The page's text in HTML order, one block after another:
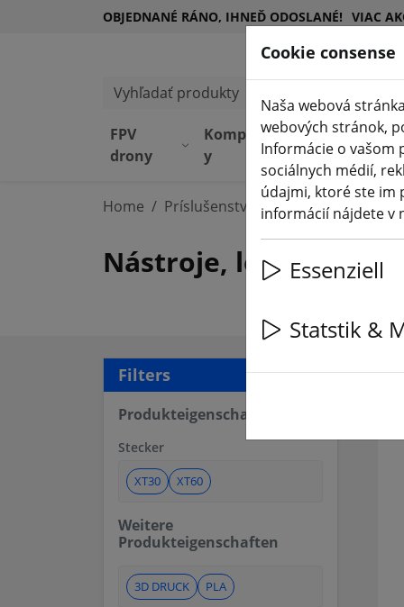
OBJEDNANÉ RÁNO, IHNEĎ ODOSLANÉ! VIAC
Vyhľadať produkty
FPV
drony
Komponent
y
Zariadeni
e
Home Príslušenstvo Nástroj
Nástroje, lepidlá a
Filters
Produkteigenschaften
Stecker
XT30 XT60
Weitere
Produkteigenschaften
3D DRUCK PLA
Cookie consense
Naša webová
webových stránok,
Informácie o vašom
sociálnych médií,
údajmi, ktoré ste im
informácií nájdete v
Essenziell
Statstik &